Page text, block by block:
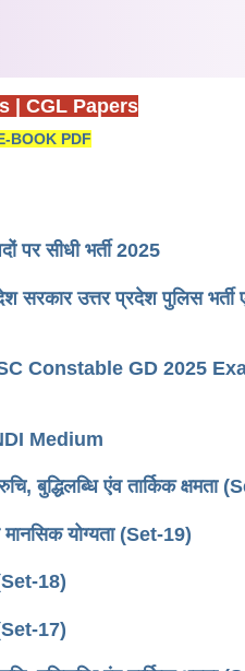
CGL Papers
BOOK PDF
पर सीधी भर्ती 2025
उत्तर प्रदेश पुलिस भर्ती एवं
SSC Constable GD 2025
Medium
एंव तार्किक क्षमता
योग्यता (Set-19)
18)
17)